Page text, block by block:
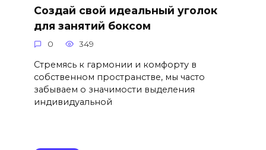
Создай свой идеальный уголок
для занятий боксом
0 349
Стремясь к гармонии и комфорту в
собственном пространстве, мы часто
забываем о значимости выделения
индивидуальной